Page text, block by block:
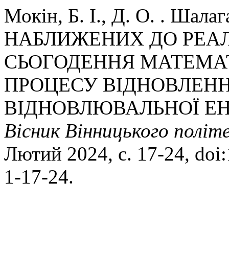
Мокін, Б. І., Д. О. .
НАБЛИЖЕНИХ ДО
СЬОГОДЕННЯ
ПРОЦЕСУ
ВІДНОВЛЮВАЛЬНОЇ
Вісник Вінницького
Лютий 2024, с. 17-24,
1-17-24.